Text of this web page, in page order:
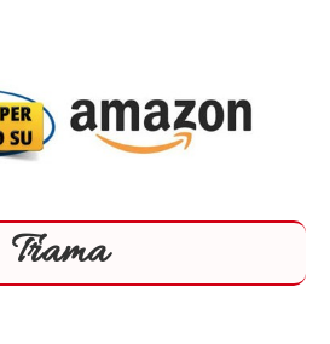
Trama